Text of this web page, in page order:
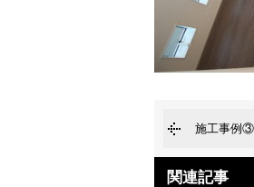
施工事例③
関連記事